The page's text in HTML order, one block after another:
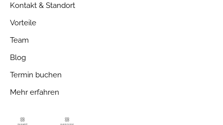
Kontakt & Standort
Vorteile
Team
Blog
Termin buchen
Mehr erfahren